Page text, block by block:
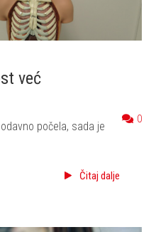
već
0
počela, sada je
Čitaj dalje